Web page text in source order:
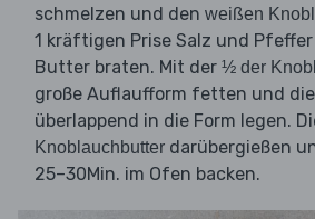
schmelzen und den weißen
1 kräftigen Prise Salz und
Butter braten. Mit der ½ der
große Auflaufform fetten und die
überlappend in die Form legen.
Knoblauchbutter darübergießen
25–30Min. im Ofen backen.